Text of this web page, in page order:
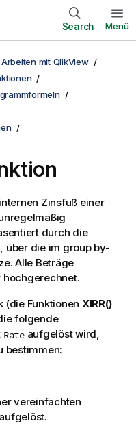
Search Menü
Arbeiten mit QlikView
Zinsfuß einer
durch die
, über die im group by-
Alle Beträge
(die Funktionen XIRR()
folgende
Rateaufgelöst wird,
bestimmen:
vereinfachten